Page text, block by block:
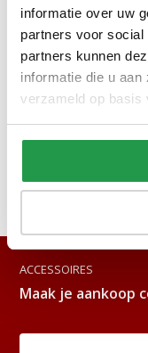
informatie over uw
partners voor
partners kunnen
informatie die u
verzameld op basis
54,95
ACCESSOIRES
Maak je aankoop